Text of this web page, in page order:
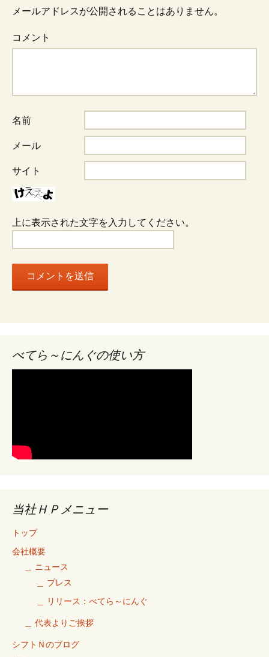
ビ
ー
シ
ョ
ン
メールアドレスが公開されることはありません。
コメント
名前
メール
サイト
上に表示された文字を入力してください。
べてら～にんぐの使い方
当社ＨＰメニュー
トップ
会社概要
＿ ニュース
＿ プレス
＿ リリース：べてら～にんぐ
＿ 代表よりご挨拶
シフトＮのブログ